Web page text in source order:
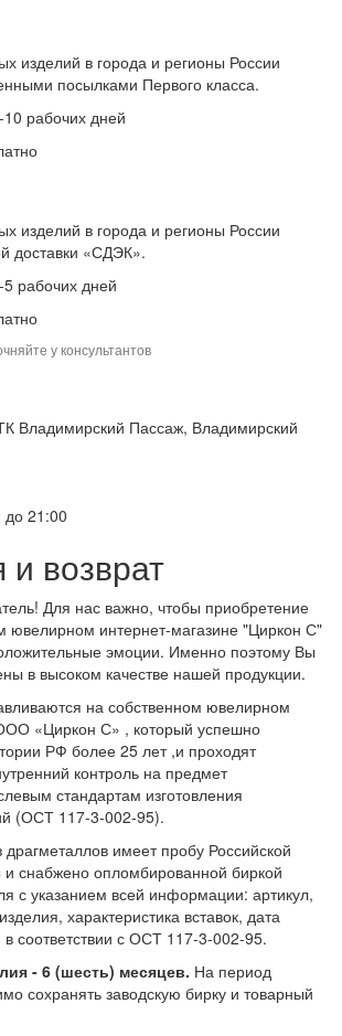
изделий в города и регионы России
посылками Первого класса.
10 рабочих дней
изделий в города и регионы России
доставки «СДЭК».
5 рабочих дней
у консультантов
Владимирский Пассаж, Владимирский
до 21:00
и возврат
Для нас важно, чтобы приобретение
ювелирном интернет-магазине "Циркон С"
эмоции. Именно поэтому Вы
в высоком качестве нашей продукции.
на собственном ювелирном
«Циркон С» , который успешно
РФ более 25 лет ,и проходят
контроль на предмет
стандартам изготовления
(ОСТ 117-3-002-95).
имеет пробу Российской
снабжено опломбированной биркой
с указанием всей информации: артикул,
характеристика вставок, дата
в соответствии с ОСТ 117-3-002-95.
- 6 (шесть) месяцев. На период
сохранять заводскую бирку и товарный